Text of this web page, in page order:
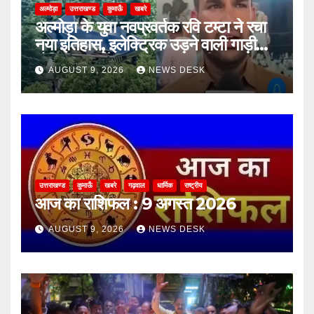
अल्मोड़ा उत्तराखण्ड कुमाऊँ खबरे
अल्मोड़ा के युवा नवप्रवर्तक रवि टम्टा ने रचा
नया इतिहास, इलेक्ट्रिक उड़ने वाली गाड़ी
‘हैपिडा स्काईनेक्स’ का सफल परीक्षण
AUGUST 9, 2026 NEWS DESK
उत्तराखण्ड कुमाऊँ खबरे गढ़वाल धार्मिक राष्ट्रीय
आज का राशिफल : 9 अगस्त 2026
AUGUST 9, 2026 NEWS DESK